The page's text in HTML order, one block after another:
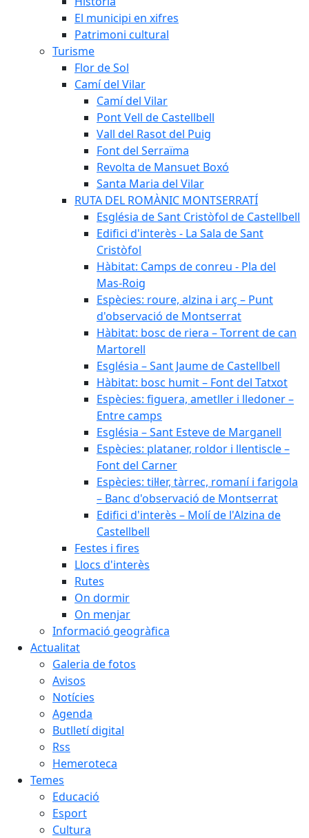
El municipi en xifres
Patrimoni cultural
Turisme
Flor de Sol
Camí del Vilar
Camí del Vilar
Pont Vell de Castellbell
Vall del Rasot del Puig
Font del Serraïma
Revolta de Mansuet Boxó
Santa Maria del Vilar
RUTA DEL ROMÀNIC MONTSERRATÍ
Església de Sant Cristòfol de Castellbell
Edifici d'interès - La Sala de Sant
Cristòfol
Hàbitat: Camps de conreu - Pla del
Mas-Roig
Espècies: roure, alzina i arç – Punt
d'observació de Montserrat
Hàbitat: bosc de riera – Torrent de can
Martorell
Església – Sant Jaume de Castellbell
Hàbitat: bosc humit – Font del Tatxot
Espècies: figuera, ametller i lledoner –
Entre camps
Església – Sant Esteve de Marganell
Espècies: plataner, roldor i llentiscle –
Font del Carner
Espècies: til·ler, tàrrec, romaní i farigola
– Banc d'observació de Montserrat
Edifici d'interès – Molí de l'Alzina de
Castellbell
Festes i fires
Llocs d'interès
Rutes
On dormir
On menjar
Informació geogràfica
Actualitat
Galeria de fotos
Avisos
Notícies
Agenda
Butlletí digital
Rss
Hemeroteca
Temes
Educació
Esport
Cultura